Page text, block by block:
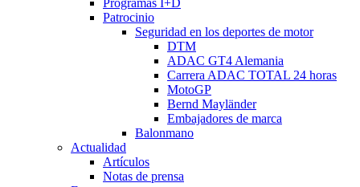
Programas I+D
Patrocinio
Seguridad en los deportes de motor
DTM
ADAC GT4 Alemania
Carrera ADAC TOTAL 24 horas
MotoGP
Bernd Mayländer
Embajadores de marca
Balonmano
Actualidad
Artículos
Notas de prensa